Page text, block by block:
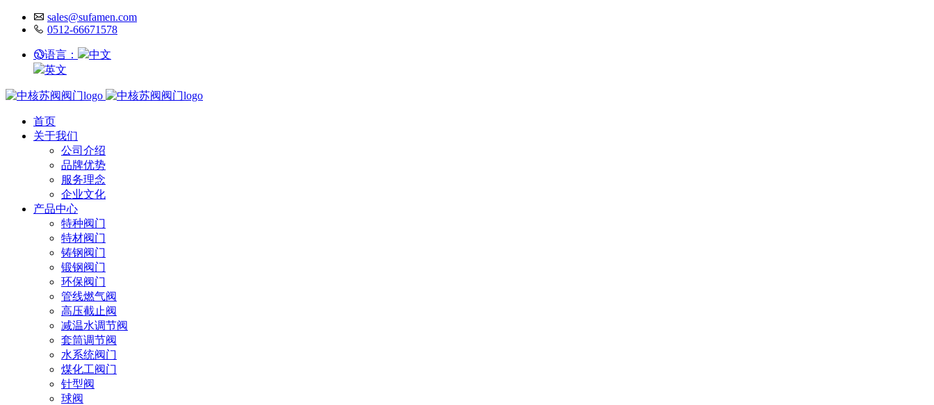
sales@sufamen.com
0512-66671578
语言：
中文
英文
首页
关于我们
公司介绍
品牌优势
服务理念
企业文化
产品中心
特种阀门
特材阀门
铸钢阀门
锻钢阀门
环保阀门
管线燃气阀
高压截止阀
减温水调节阀
套筒调节阀
水系统阀门
煤化工阀门
针型阀
球阀